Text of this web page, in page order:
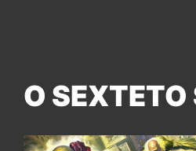
O SEXTETO